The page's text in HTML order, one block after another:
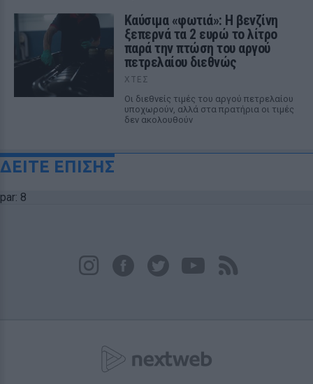
Καύσιμα «φωτιά»: Η βενζίνη
ξεπερνά τα 2 ευρώ το λίτρο
παρά την πτώση του αργού
πετρελαίου διεθνώς
ΧΤΕΣ
Οι διεθνείς τιμές του αργού πετρελαίου
υποχωρούν, αλλά στα πρατήρια οι τιμές
δεν ακολουθούν
ΔΕΙΤΕ ΕΠΙΣΗΣ
par: 8